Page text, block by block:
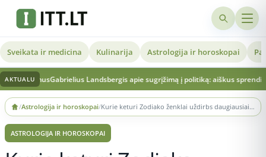
Sveikata ir medicina Kulinarija Astrologija ir horoskopai
AKTUALU
Gabrielius Landsbergis apie sugrįžimą į politiką: aiškus sprendimas ir
Skip
to
content
/Astrologija ir horoskopai/ Kurie keturi Zodiako ženklai uždirbs daugiausiai iki birželio mėnesio?
ASTROLOGIJA IR HOROSKOPAI